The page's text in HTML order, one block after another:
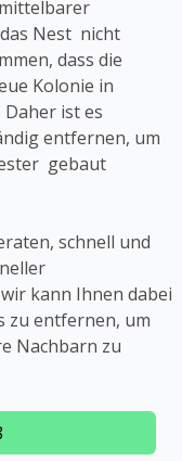
Nest nicht
dass die
Kolonie in
ist es
entfernen, um
gebaut
schnell und
kann Ihnen dabei
zu entfernen, um
Nachbarn zu